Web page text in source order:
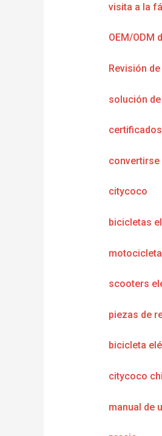
visita a la
OEM/ODM
Revisión
solución
convertirse
citycoco
bicicletas
scooters
piezas de
bicicleta
citycoco
manual de